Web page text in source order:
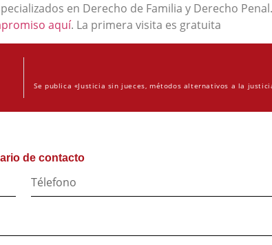
en Derecho de Familia y Derecho
aquí. La primera visita es gratuita
de contacto